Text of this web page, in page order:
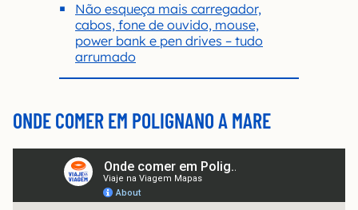
Não esqueça mais carregador,
cabos, fone de ouvido, mouse,
power bank e pen drives – tudo
arrumado
ONDE COMER EM POLIGNANO A MARE